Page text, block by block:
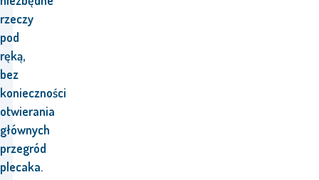
rzeczy
pod
ręką,
bez
konieczności
otwierania
głównych
przegród
plecaka.